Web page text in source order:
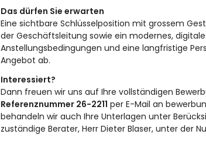
Das dürfen Sie erwarten
Eine sichtbare Schlüsselposition mit grossem
der Geschäftsleitung sowie ein modernes,
Anstellungsbedingungen und eine langfristige
Angebot ab.
Interessiert?
Dann freuen wir uns auf Ihre vollständigen
Referenznummer 26-2211 per E-Mail an
behandeln wir auch Ihre Unterlagen unter
zuständige Berater, Herr Dieter Blaser, unter der